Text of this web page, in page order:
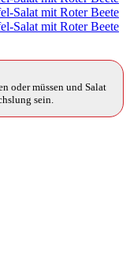
oder müssen und Salat
sein.